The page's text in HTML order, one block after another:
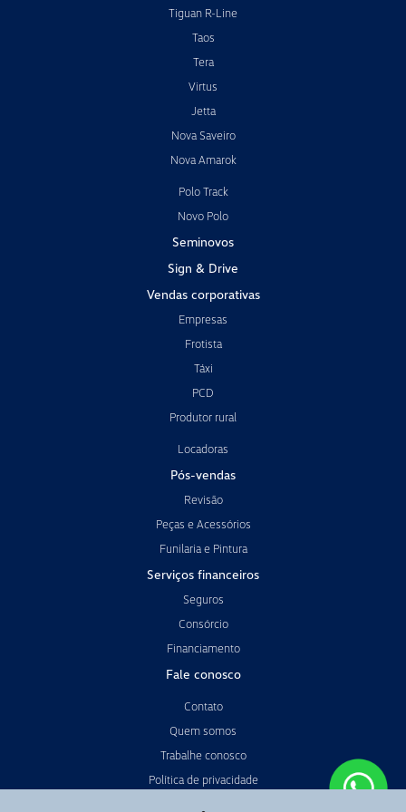
Tiguan R-Line
Taos
Tera
Virtus
Jetta
Nova Saveiro
Nova Amarok
Polo Track
Novo Polo
Seminovos
Sign & Drive
Vendas corporativas
Empresas
Frotista
Táxi
PCD
Produtor rural
Locadoras
Pós-vendas
Revisão
Peças e Acessórios
Funilaria e Pintura
Serviços financeiros
Seguros
Consórcio
Financiamento
Fale conosco
Contato
Quem somos
Trabalhe conosco
Política de privacidade